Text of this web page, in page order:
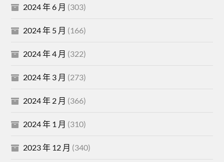
2024 年 6 月 (303)
2024 年 5 月 (166)
2024 年 4 月 (322)
2024 年 3 月 (273)
2024 年 2 月 (366)
2024 年 1 月 (310)
2023 年 12 月 (340)